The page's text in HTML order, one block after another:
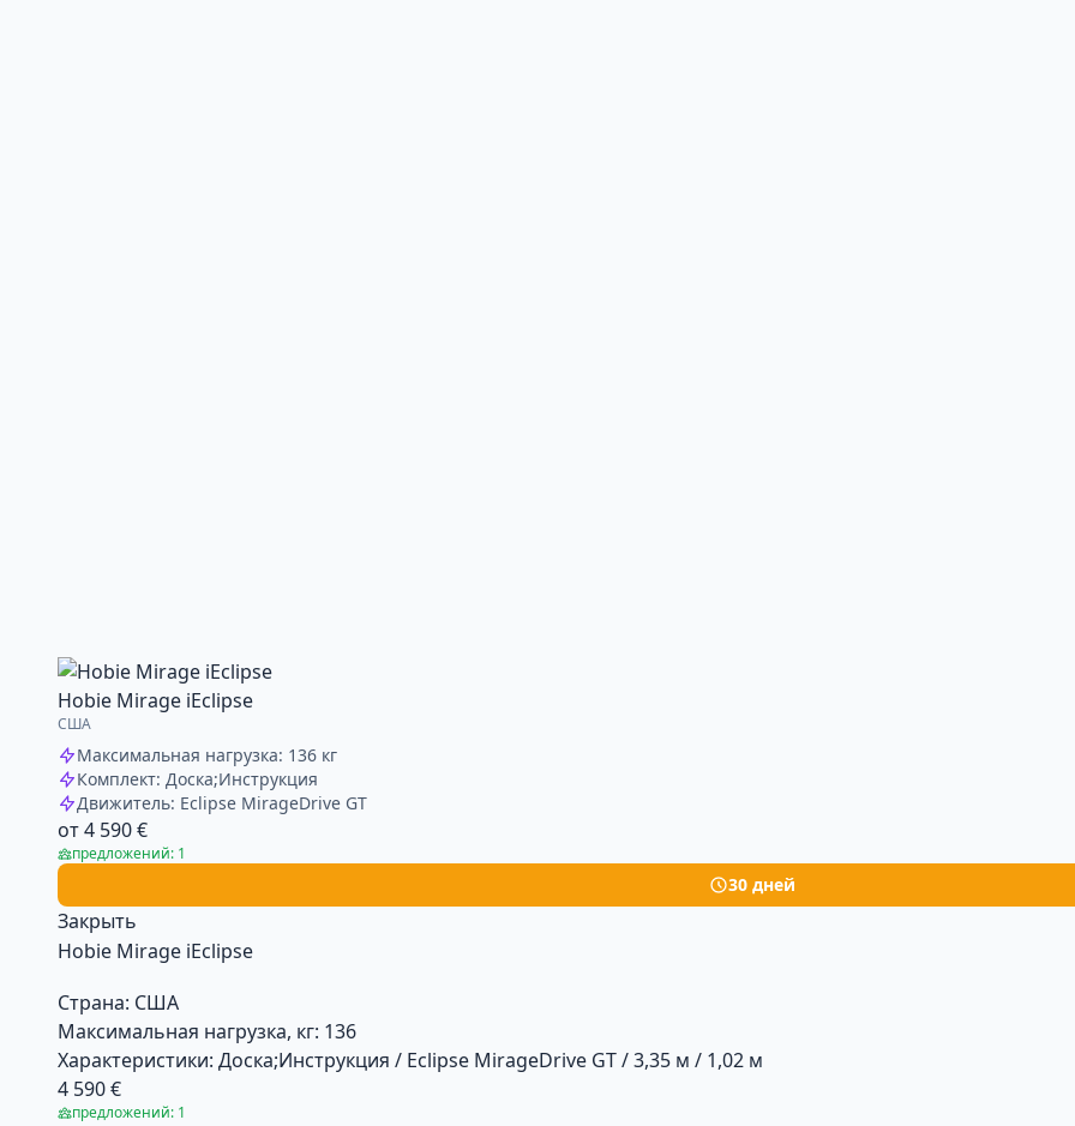
Hobie Mirage iEclipse
США
Максимальная нагрузка: 136 кг
Комплект: Доска;Инструкция
Движитель: Eclipse MirageDrive GT
от 4 590 €
предложений: 1
30 дней
Закрыть
Hobie Mirage iEclipse
Страна: США
Максимальная нагрузка, кг: 136
Характеристики: Доска;Инструкция / Eclipse MirageDrive GT / 3,35 м / 1,02 м
4 590 €
предложений: 1